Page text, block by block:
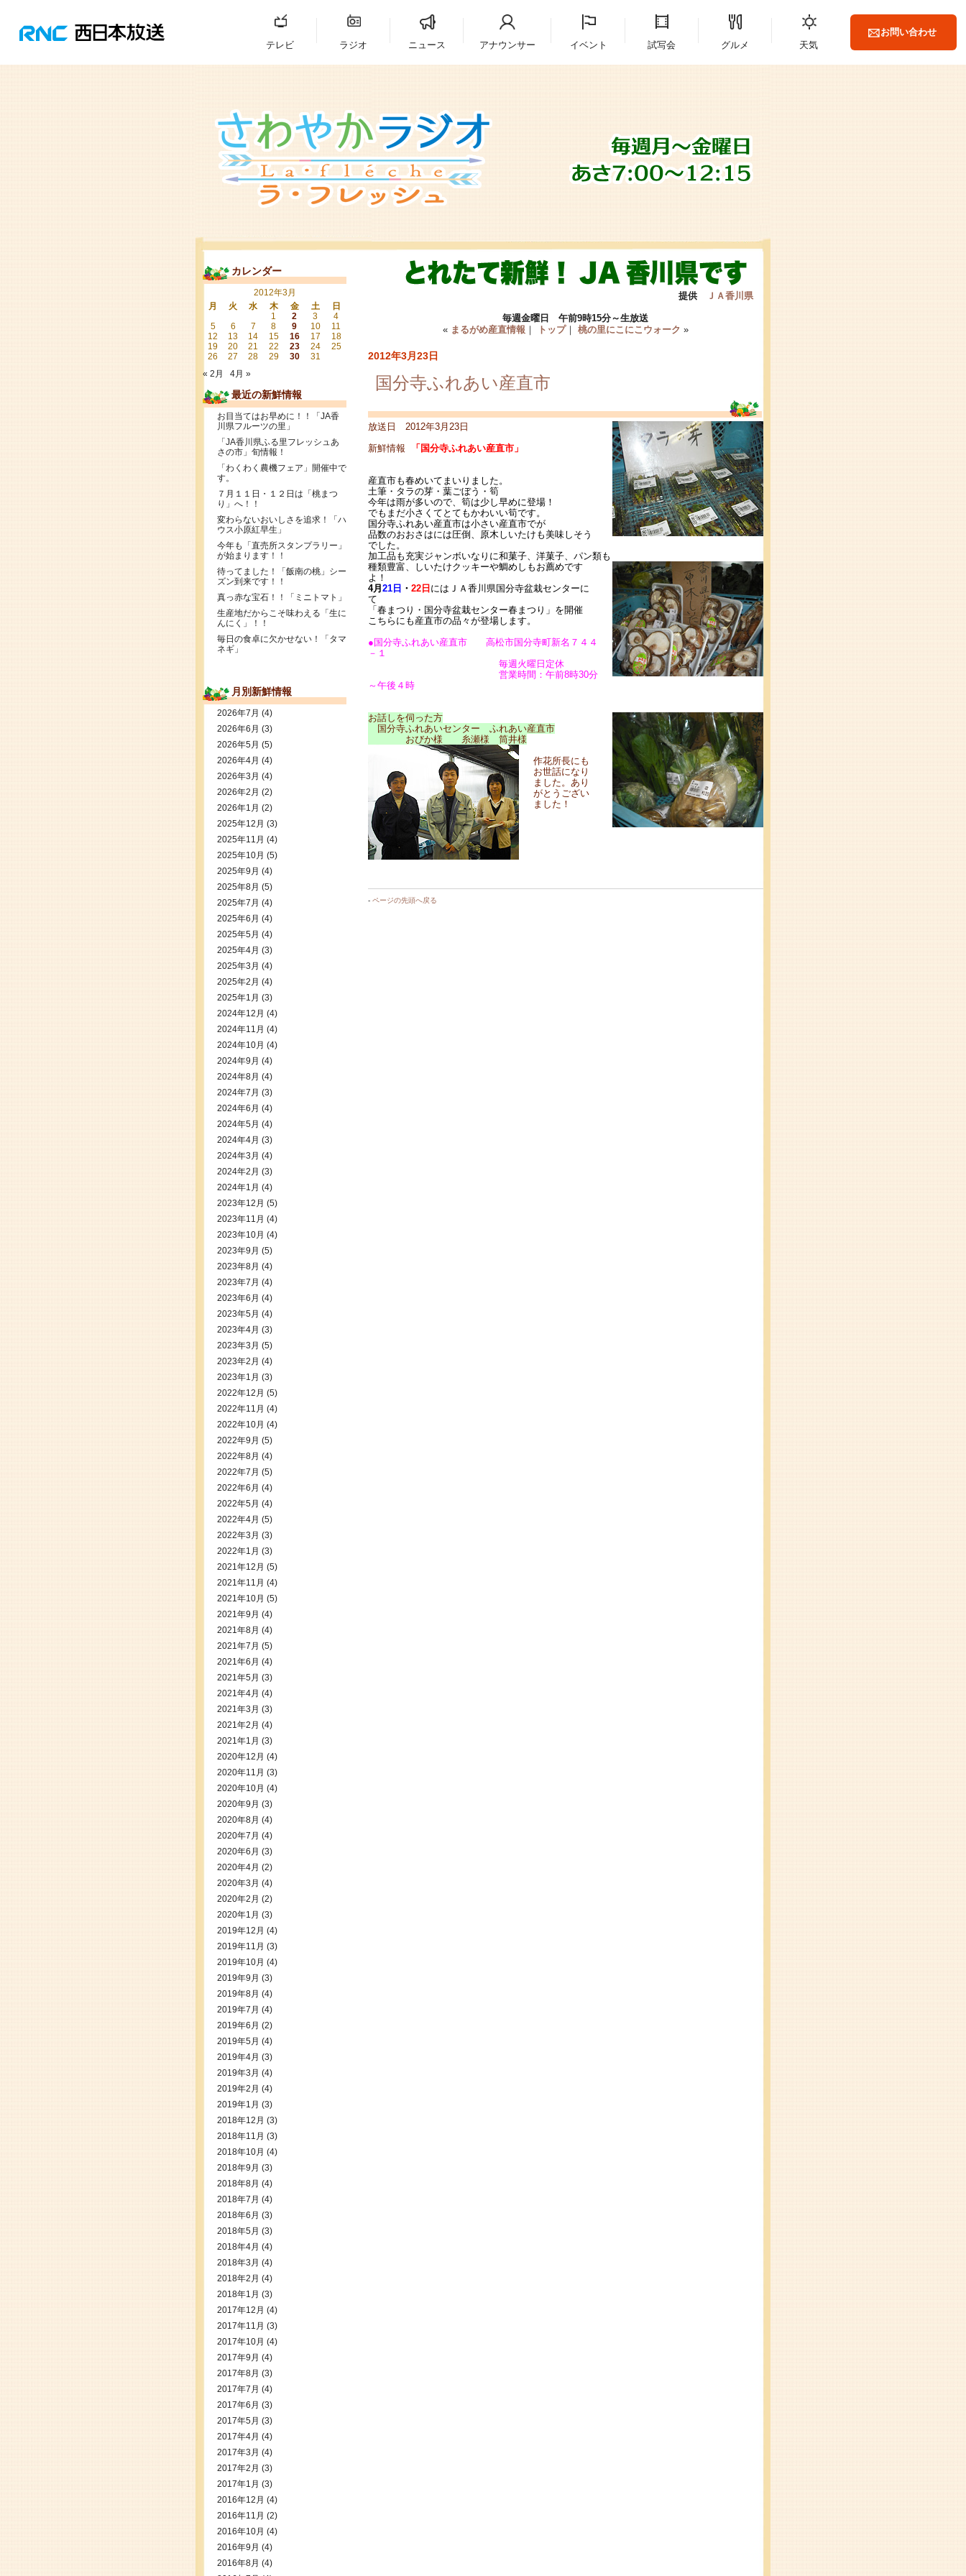
テレビ ラジオ ニュース アナウンサー イベント 試写会 グルメ 天気
お問い合わせ
提供 ＪＡ香川県
毎週金曜日 午前9時15分～生放送
« まるがめ産直情報 ｜ トップ｜ 桃の里にこにこウォーク »
2012年3月23日
国分寺ふれあい産直市
放送日 2012年3月23日
新鮮情報
「国分寺ふれあい産直市」
産直市も春めいてまいりました。
土筆・タラの芽・葉ごぼう・筍
今年は雨が多いので、筍は少し早めに登場！
でもまだ小さくてとてもかわいい筍です。
国分寺ふれあい産直市は小さい産直市でが
品数のおおさはには圧倒、原木しいたけも美味しそう
でした。
加工品も充実ジャンボいなりに和菓子、洋菓子、パン類も
種類豊富、しいたけクッキーや鯛めしもお薦めです
よ！
4月 21日 ・ 22日 にはＪＡ香川県国分寺盆栽センターに
て
「春まつり・国分寺盆栽センター春まつり」を開催
こちらにも産直市の品々が登場します。
●国分寺ふれあい産直市 高松市国分寺町新名７４４
－１
毎週火曜日定休
営業時間：午前8時30分
～午後４時
お話しを伺った方
国分寺ふれあいセンター ふれあい産直市
おびか様 糸瀬様 筒井様
作花所長にも
お世話になり
ました。あり
がとうござい
ました！
- ページの先頭へ戻る
カレンダー
2012年3月
月
火 水 木 金 土
日
1
2 3
4
5
6 7 8 9 10
11
12
13 14 15 16 17
18
19
20 21 22 23 24
25
26
27 28 29 30
31
« 2月
4月 »
最近の新鮮情報
お目当てはお早めに！！「JA香
川県フルーツの里」
「JA香川県ふる里フレッシュあ
さの市」旬情報！
「わくわく農機フェア」開催中で
す。
７月１１日・１２日は「桃まつ
り」へ！！
変わらないおいしさを追求！「ハ
ウス小原紅早生」
今年も「直売所スタンプラリー」
が始まります！！
待ってました！「飯南の桃」シー
ズン到来です！！
真っ赤な宝石！！「ミニトマト」
生産地だからこそ味わえる「生に
んにく」！！
毎日の食卓に欠かせない！「タマ
ネギ」
月別新鮮情報
2026年7月 (4)
2026年6月 (3)
2026年5月 (5)
2026年4月 (4)
2026年3月 (4)
2026年2月 (2)
2026年1月 (2)
2025年12月 (3)
2025年11月 (4)
2025年10月 (5)
2025年9月 (4)
2025年8月 (5)
2025年7月 (4)
2025年6月 (4)
2025年5月 (4)
2025年4月 (3)
2025年3月 (4)
2025年2月 (4)
2025年1月 (3)
2024年12月 (4)
2024年11月 (4)
2024年10月 (4)
2024年9月 (4)
2024年8月 (4)
2024年7月 (3)
2024年6月 (4)
2024年5月 (4)
2024年4月 (3)
2024年3月 (4)
2024年2月 (3)
2024年1月 (4)
2023年12月 (5)
2023年11月 (4)
2023年10月 (4)
2023年9月 (5)
2023年8月 (4)
2023年7月 (4)
2023年6月 (4)
2023年5月 (4)
2023年4月 (3)
2023年3月 (5)
2023年2月 (4)
2023年1月 (3)
2022年12月 (5)
2022年11月 (4)
2022年10月 (4)
2022年9月 (5)
2022年8月 (4)
2022年7月 (5)
2022年6月 (4)
2022年5月 (4)
2022年4月 (5)
2022年3月 (3)
2022年1月 (3)
2021年12月 (5)
2021年11月 (4)
2021年10月 (5)
2021年9月 (4)
2021年8月 (4)
2021年7月 (5)
2021年6月 (4)
2021年5月 (3)
2021年4月 (4)
2021年3月 (3)
2021年2月 (4)
2021年1月 (3)
2020年12月 (4)
2020年11月 (3)
2020年10月 (4)
2020年9月 (3)
2020年8月 (4)
2020年7月 (4)
2020年6月 (3)
2020年4月 (2)
2020年3月 (4)
2020年2月 (2)
2020年1月 (3)
2019年12月 (4)
2019年11月 (3)
2019年10月 (4)
2019年9月 (3)
2019年8月 (4)
2019年7月 (4)
2019年6月 (2)
2019年5月 (4)
2019年4月 (3)
2019年3月 (4)
2019年2月 (4)
2019年1月 (3)
2018年12月 (3)
2018年11月 (3)
2018年10月 (4)
2018年9月 (3)
2018年8月 (4)
2018年7月 (4)
2018年6月 (3)
2018年5月 (3)
2018年4月 (4)
2018年3月 (4)
2018年2月 (4)
2018年1月 (3)
2017年12月 (4)
2017年11月 (3)
2017年10月 (4)
2017年9月 (4)
2017年8月 (3)
2017年7月 (4)
2017年6月 (3)
2017年5月 (3)
2017年4月 (4)
2017年3月 (4)
2017年2月 (3)
2017年1月 (3)
2016年12月 (4)
2016年11月 (2)
2016年10月 (4)
2016年9月 (4)
2016年8月 (4)